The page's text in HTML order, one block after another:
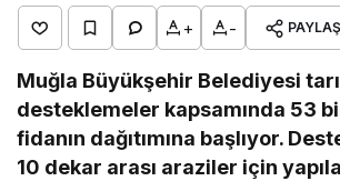
+ - PAYLAŞ
Muğla Büyükşehir Belediyesi
desteklemeler kapsamında 53
fidanın dağıtımına başlıyor.
10 dekar arası araziler için